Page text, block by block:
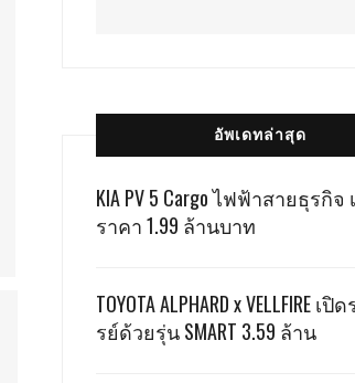
อัพเดทล่าสุด
KIA PV 5 Cargo ไฟฟ้าสายธุรกิจ
ราคา 1.99 ล้านบาท
TOYOTA ALPHARD x VELLFIRE เ
รย์ด้วยรุ่น SMART 3.59 ล้าน